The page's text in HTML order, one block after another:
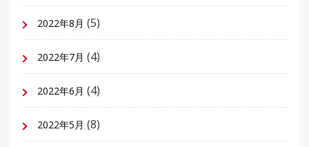
2022年8月 (5)
2022年7月 (4)
2022年6月 (4)
2022年5月 (8)